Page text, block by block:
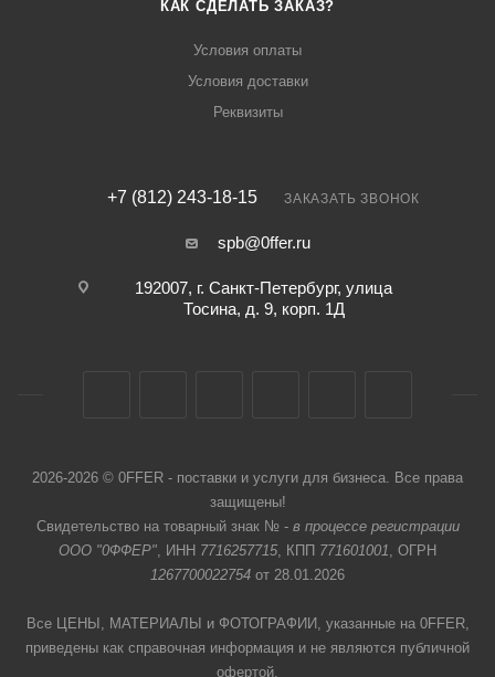
КАК СДЕЛАТЬ ЗАКАЗ?
Условия оплаты
Условия доставки
Реквизиты
+7 (812) 243-18-15 ЗАКАЗАТЬ ЗВОНОК
spb@0ffer.ru
192007, г. Санкт-Петербург, улица
Тосина, д. 9, корп. 1Д
2026-2026 © 0FFER - поставки и услуги для бизнеса. Все права
защищены!
Свидетельство на товарный знак № - в процессе регистрации
ООО "0ФФЕР", ИНН 7716257715, КПП 771601001, ОГРН
1267700022754 от 28.01.2026
Все ЦЕНЫ, МАТЕРИАЛЫ и ФОТОГРАФИИ, указанные на 0FFER,
приведены как справочная информация и не являются публичной
офертой,